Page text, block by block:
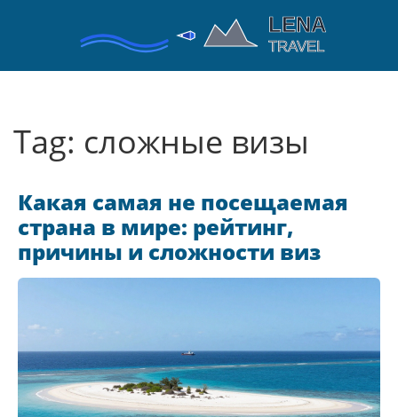
Tag: сложные визы
Какая самая не посещаемая
страна в мире: рейтинг,
причины и сложности виз